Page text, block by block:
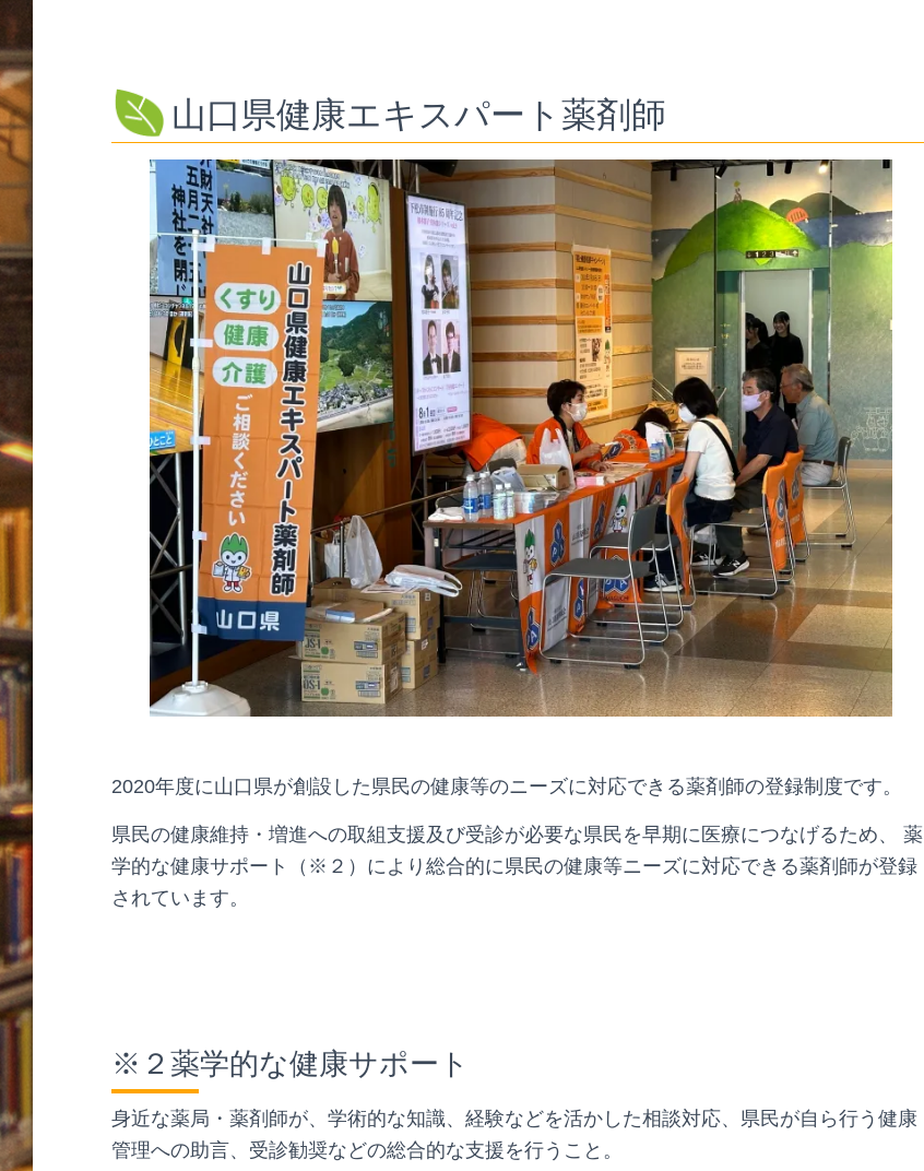
山口県健康エキスパート薬剤師
2020年度に山口県が創設した県民の健康等のニーズに対応できる薬剤師の登録制度です。
県民の健康維持・増進への取組支援及び受診が必要な県民を早期に医療につなげるため、 薬
学的な健康サポート（※２）により総合的に県民の健康等ニーズに対応できる薬剤師が登録
されています。
※２薬学的な健康サポート
身近な薬局・薬剤師が、学術的な知識、経験などを活かした相談対応、県民が自ら行う健康
管理への助言、受診勧奨などの総合的な支援を行うこと。